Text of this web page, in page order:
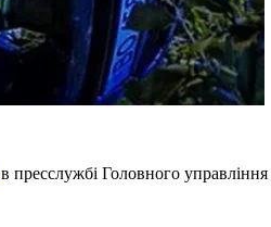
в пресслужбі Головного